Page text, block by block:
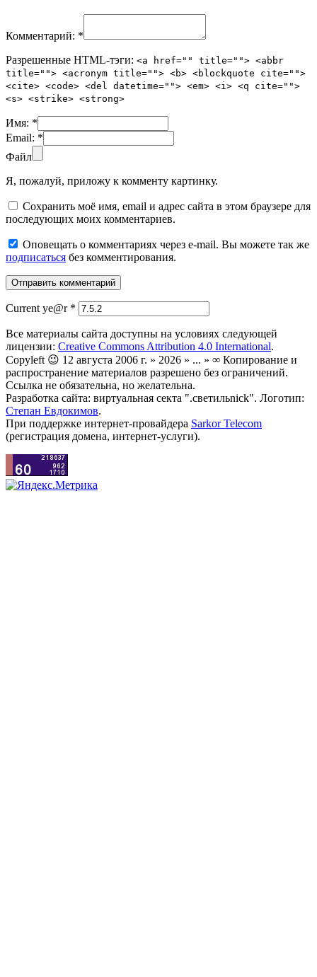
Комментарий: *
Разрешенные HTML-тэги: <a href="" title=""> <abbr
title=""> <acronym title=""> <b> <blockquote cite="">
<cite> <code> <del datetime=""> <em> <i> <q cite="">
<s> <strike> <strong>
Имя: *
Email: *
Файл
Я, пожалуй, приложу к комменту картинку.
Сохранить моё имя, email и адрес сайта в этом браузере для
последующих моих комментариев.
Оповещать о комментариях через e-mail. Вы можете так же
подписаться без комментирования.
Current ye@r *
Все материалы сайта доступны на условиях следующей
лицензии: Creative Commons Attribution 4.0 International.
Copyleft 😉 12 августа 2006 г. » 2026 » ... » ∞ Копирование и
распространение материалов разрешено без ограничений.
Ссылка не обязательна, но желательна.
Разработка сайта: виртуальная секта ".светильnick". Логотип:
Степан Евдокимов.
При поддержке интернет-провайдера Sarkor Telecom
(регистрация домена, интернет-услуги).